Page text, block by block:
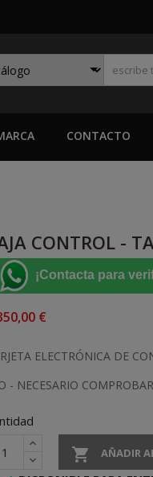
CONTACTO
CONTROL -
¡Contacta para
€
ELECTRÓNICA DE
- NECESARIO
 AÑADIR